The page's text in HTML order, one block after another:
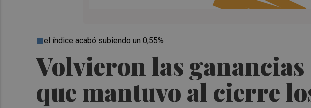
Volvieron las
que mantuvo al cierre
el índice acabó subiendo un 0,55%